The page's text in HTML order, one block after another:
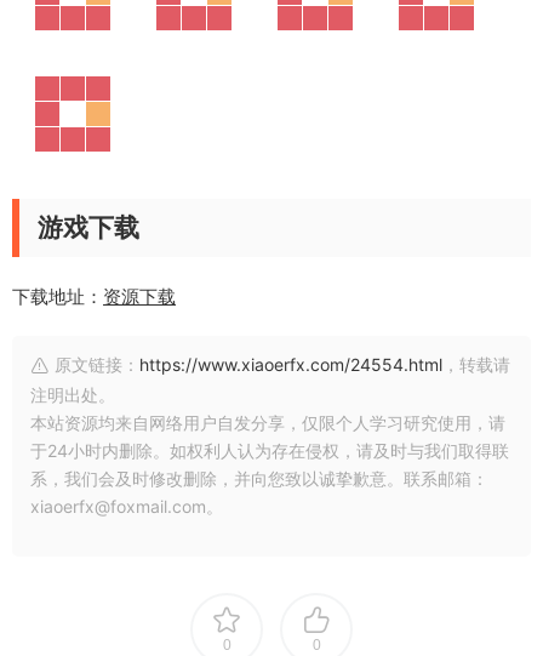
游戏下载
下载地址： 资源下载
原文链接： https://www.xiaoerfx.com/24554.html ，转载请
注明出处。
本站资源均来自网络用户自发分享，仅限个人学习研究使用，请
于24小时内删除。如权利人认为存在侵权，请及时与我们取得联
系，我们会及时修改删除，并向您致以诚挚歉意。联系邮箱：
xiaoerfx@foxmail.com。
0 0